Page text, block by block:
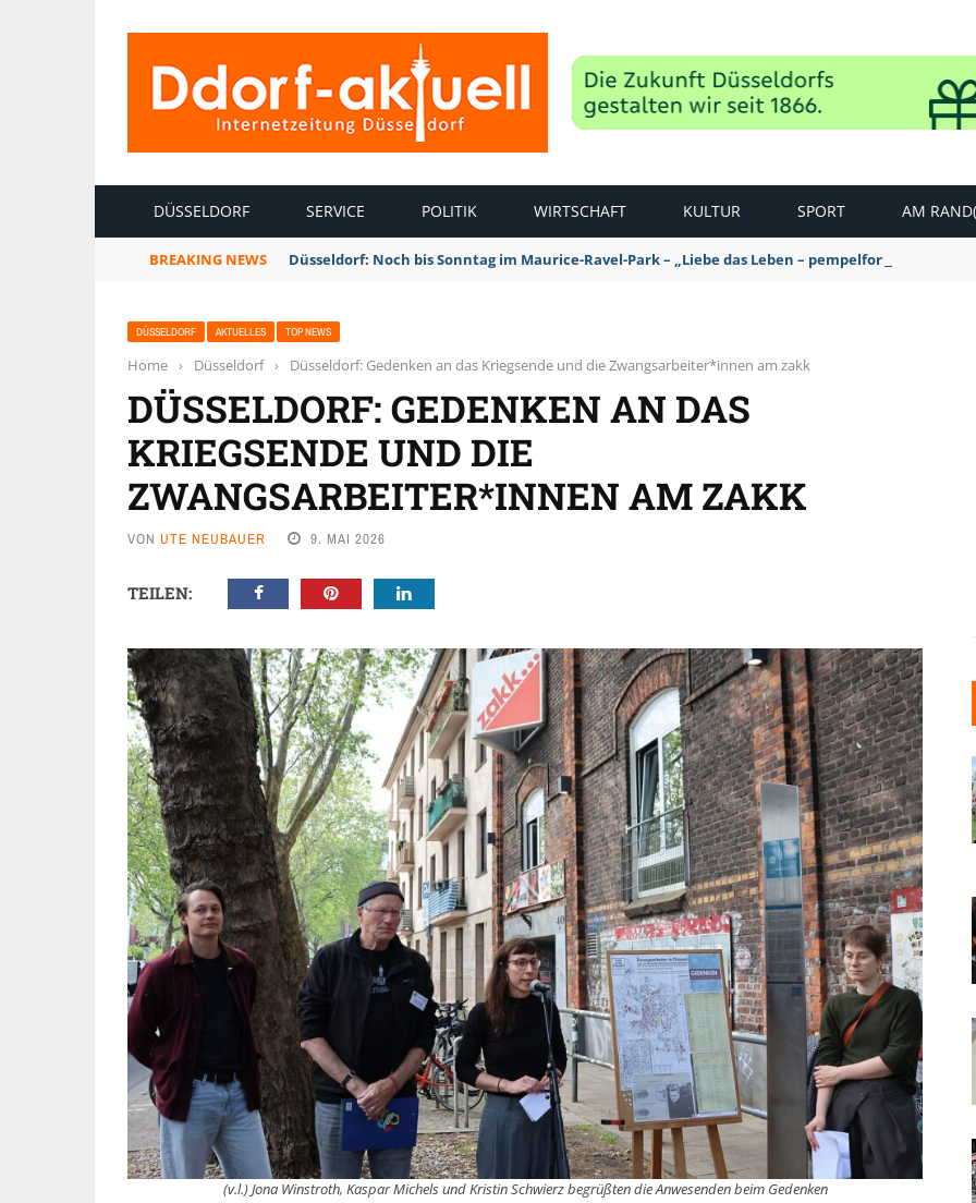
DÜSSELDORF SERVICE POLITIK WIRTSCHAFT KULTUR SPORT AM
BREAKING NEWS Düsseldorf: Noch bis Sonntag im Maurice-Ravel-Park – „Liebe das Leben – pempelfort music
DÜSSELDORF AKTUELLES TOP NEWS
Home › Düsseldorf › Düsseldorf: Gedenken an das Kriegsende und die Zwangsarbeiter*innen am zakk
DÜSSELDORF: GEDENKEN AN DAS
KRIEGSENDE UND DIE
ZWANGSARBEITER*INNEN AM ZAKK
VON UTE NEUBAUER 9. MAI 2026
TEILEN:
(v.l.) Jona Winstroth, Kaspar Michels und Kristin Schwierz begrüßten die Anwesenden beim Gedenken